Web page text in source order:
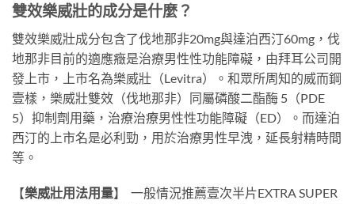
雙效樂威壯的成分是什麼？
雙效樂威壯成分包含了伐地那非20mg與達泊西汀60mg，伐
地那非目前的適應癥是治療男性性功能障礙，由拜耳公司開
發上市，上市名為樂威壯（Levitra）。和眾所周知的威而鋼
壹樣，樂威壯雙效（伐地那非）同屬磷酸二酯酶 5（PDE
5）抑制劑用藥，治療治療男性性功能障礙（ED）。而達泊
西汀的上市名是必利勁，用於治療男性早洩，延長射精時間
等。
【樂威壯用法用量】 一般情況推薦壹次半片EXTRA SUPER